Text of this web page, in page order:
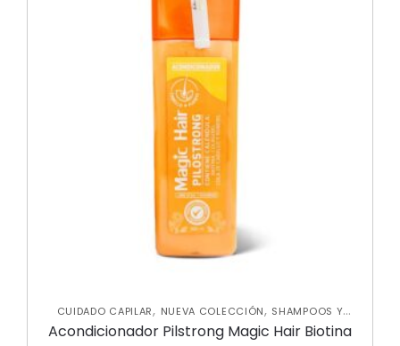
CUIDADO CAPILAR, NUEVA COLECCIÓN, SHAMPOOS Y
ACONDICIONADORES , TRATAMIENTOS CAPILARES
Acondicionador Pilstrong Magic Hair Biotina